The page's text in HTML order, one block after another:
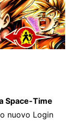
Space-Time
nuovo Login